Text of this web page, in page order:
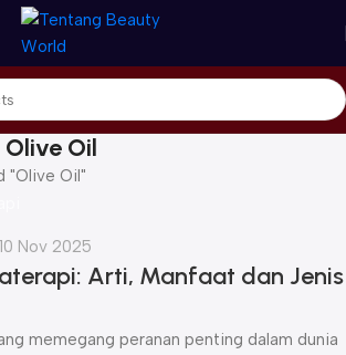
Oil
"Olive Oil"
10 Nov 2025
Arti, Manfaat dan Jenis
memegang peranan penting dalam dunia